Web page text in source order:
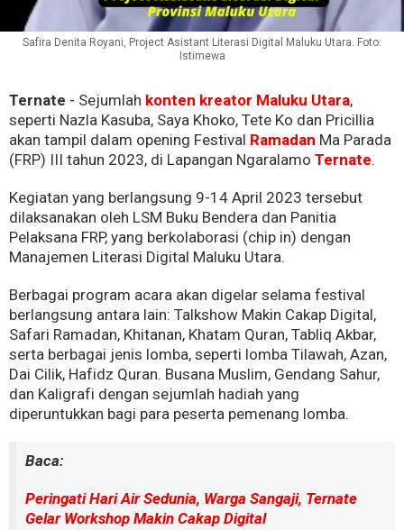
Safira Denita Royani, Project Asistant Literasi Digital Maluku Utara. Foto:
Istimewa
Ternate - Sejumlah konten kreator Maluku Utara,
seperti Nazla Kasuba, Saya Khoko, Tete Ko dan Pricillia
akan tampil dalam opening Festival Ramadan Ma Parada
(FRP) III tahun 2023, di Lapangan Ngaralamo Ternate.
Kegiatan yang berlangsung 9-14 April 2023 tersebut
dilaksanakan oleh LSM Buku Bendera dan Panitia
Pelaksana FRP, yang berkolaborasi (chip in) dengan
Manajemen Literasi Digital Maluku Utara.
Berbagai program acara akan digelar selama festival
berlangsung antara lain: Talkshow Makin Cakap Digital,
Safari Ramadan, Khitanan, Khatam Quran, Tabliq Akbar,
serta berbagai jenis lomba, seperti lomba Tilawah, Azan,
Dai Cilik, Hafidz Quran. Busana Muslim, Gendang Sahur,
dan Kaligrafi dengan sejumlah hadiah yang
diperuntukkan bagi para peserta pemenang lomba.
Baca:
Peringati Hari Air Sedunia, Warga Sangaji, Ternate
Gelar Workshop Makin Cakap Digital